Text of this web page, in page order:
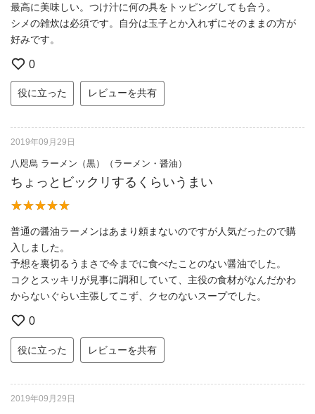
最高に美味しい。つけ汁に何の具をトッピングしても合う。
シメの雑炊は必須です。自分は玉子とか入れずにそのままの方が
好みです。
0
役に立った レビューを共有
2019年09月29日
八咫烏 ラーメン（黒）（ラーメン・醤油）
ちょっとビックリするくらいうまい
普通の醤油ラーメンはあまり頼まないのですが人気だったので購
入しました。
予想を裏切るうまさで今までに食べたことのない醤油でした。
コクとスッキリが見事に調和していて、主役の食材がなんだかわ
からないぐらい主張してこず、クセのないスープでした。
0
役に立った レビューを共有
2019年09月29日